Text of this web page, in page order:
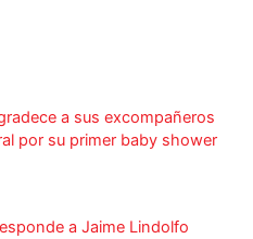
a sus excompañeros
por su primer baby shower
a Jaime Lindolfo